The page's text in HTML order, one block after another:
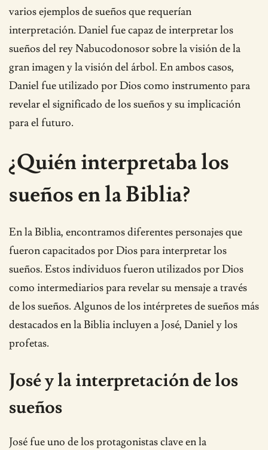
varios ejemplos de sueños que requerían
interpretación. Daniel fue capaz de interpretar los
sueños del rey Nabucodonosor sobre la visión de la
gran imagen y la visión del árbol. En ambos casos,
Daniel fue utilizado por Dios como instrumento para
revelar el significado de los sueños y su implicación
para el futuro.
¿Quién interpretaba los
sueños en la Biblia?
En la Biblia, encontramos diferentes personajes que
fueron capacitados por Dios para interpretar los
sueños. Estos individuos fueron utilizados por Dios
como intermediarios para revelar su mensaje a través
de los sueños. Algunos de los intérpretes de sueños más
destacados en la Biblia incluyen a José, Daniel y los
profetas.
José y la interpretación de los
sueños
José fue uno de los protagonistas clave en la